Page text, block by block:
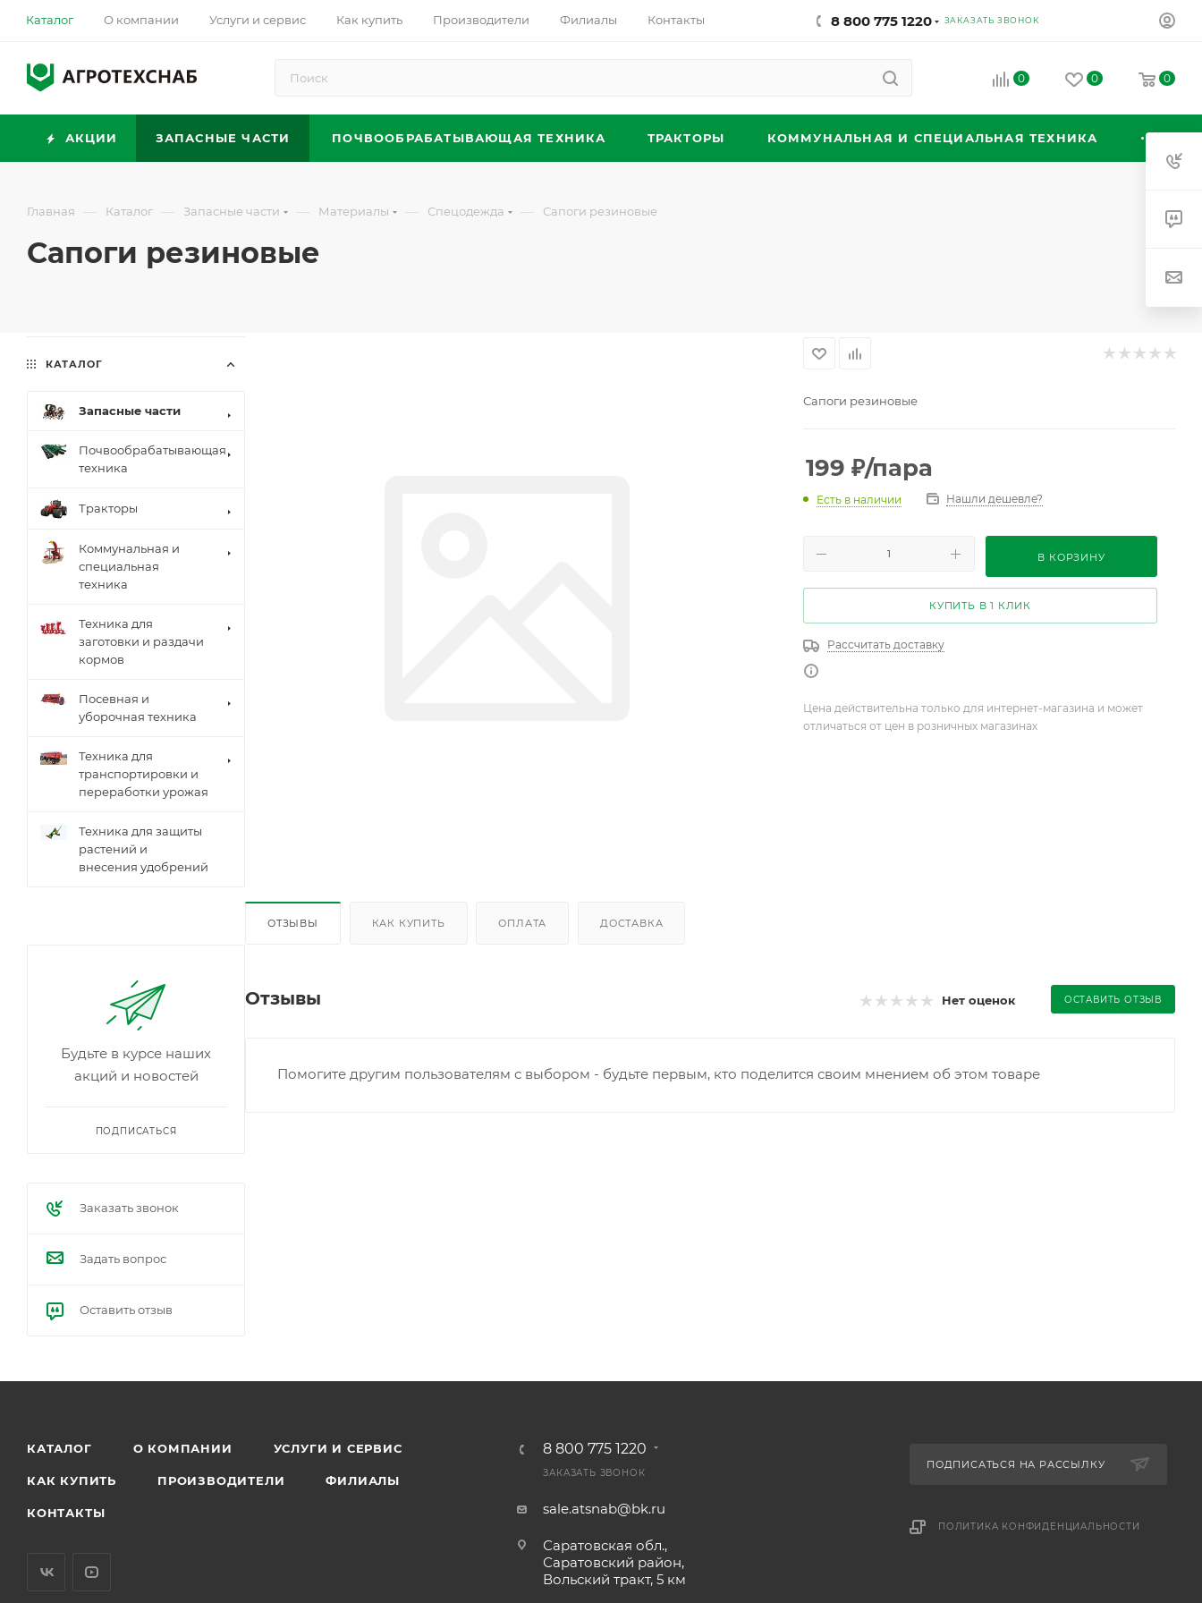
Каталог О компании Услуги и сервис Как купить Производители Филиалы Контакты 8 800 775 1220 ЗАКАЗАТЬ ЗВОНОК
0 0 0
АКЦИИ ЗАПАСНЫЕ ЧАСТИ ПОЧВООБРАБАТЫВАЮЩАЯ ТЕХНИКА ТРАКТОРЫ КОММУНАЛЬНАЯ И СПЕЦИАЛЬНАЯ ТЕХНИКА
Главная — Каталог — Запасные части — Материалы — Спецодежда — Сапоги резиновые
Сапоги резиновые
Сапоги резиновые
199 ₽/пара
Есть в наличии Нашли дешевле?
В КОРЗИНУ
КУПИТЬ В 1 КЛИК
Рассчитать доставку
Цена действительна только для интернет-магазина и может
отличаться от цен в розничных магазинах
ОТЗЫВЫ КАК КУПИТЬ ОПЛАТА ДОСТАВКА
Отзывы Нет оценок ОСТАВИТЬ ОТЗЫВ
Помогите другим пользователям с выбором - будьте первым, кто поделится своим мнением об этом товаре
КАТАЛОГ
Запасные части
Почвообрабатывающая
техника
Тракторы
Коммунальная и
специальная
техника
Техника для
заготовки и раздачи
кормов
Посевная и
уборочная техника
Техника для
транспортировки и
переработки урожая
Техника для защиты
растений и
внесения удобрений
Будьте в курсе наших
акций и новостей
ПОДПИСАТЬСЯ
Заказать звонок
Задать вопрос
Оставить отзыв
КАТАЛОГ О КОМПАНИИ УСЛУГИ И СЕРВИС
КАК КУПИТЬ ПРОИЗВОДИТЕЛИ ФИЛИАЛЫ
КОНТАКТЫ
8 800 775 1220
ЗАКАЗАТЬ ЗВОНОК
sale.atsnab@bk.ru
Саратовская обл.,
Саратовский район,
Вольский тракт, 5 км
ПОДПИСАТЬСЯ НА РАССЫЛКУ
ПОЛИТИКА КОНФИДЕНЦИАЛЬНОСТИ